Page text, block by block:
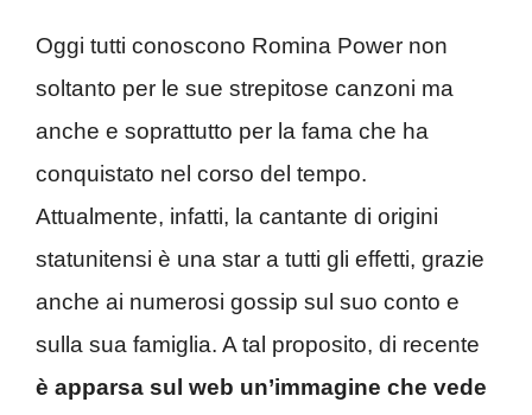
Oggi tutti conoscono Romina Power non
soltanto per le sue strepitose canzoni ma
anche e soprattutto per la fama che ha
conquistato nel corso del tempo.
Attualmente, infatti, la cantante di origini
statunitensi è una star a tutti gli effetti, grazie
anche ai numerosi gossip sul suo conto e
sulla sua famiglia. A tal proposito, di recente
è apparsa sul web un’immagine che vede